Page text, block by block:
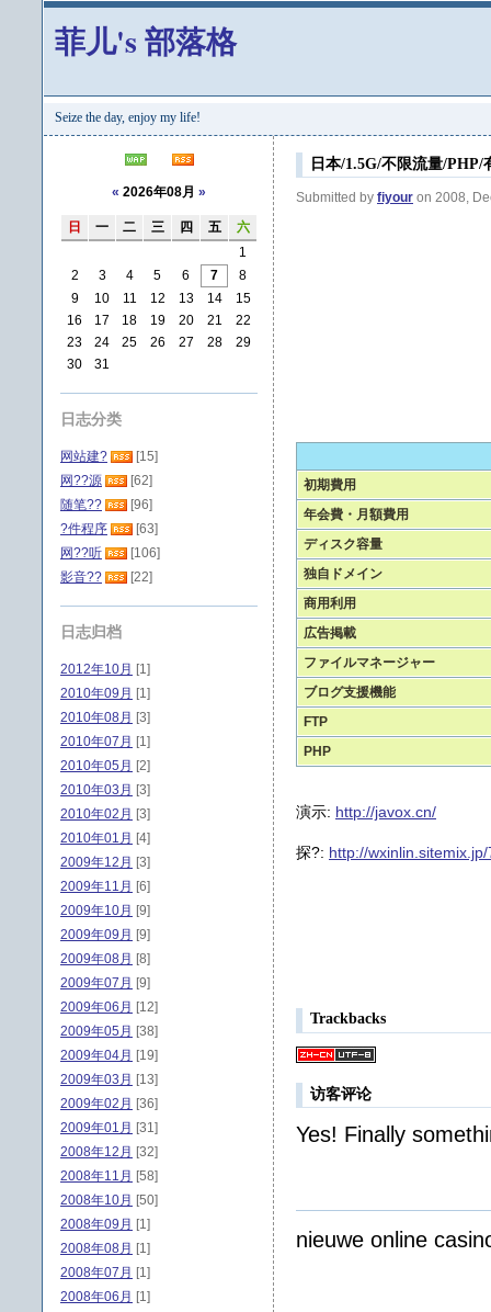
菲儿's 部落格
Seize the day, enjoy my life!
日本/1.5G/不限流量/
Submitted by fiyour on 2008,
初期費用
年会費・月額費用
ディスク容量
独自ドメイン
商用利用
広告掲載
ファイルマネージャー
ブログ支援機能
FTP
PHP
演示: http://javox.cn/
探?: http://
Trackbacks
访客评论
Yes! Finally
nieuwe online
« 2026年08月 »
日 一 二 三 四 五
六
1
2
3 4 5 6 7
8
9
10 11 12 13 14
15
16
17 18 19 20 21
22
23
24 25 26 27 28
29
30
31
日志分类
网站建?
[15]
网??源
[62]
随笔??
[96]
?件程序
[63]
网??听
[106]
影音??
[22]
日志归档
2012年10月 [1]
2010年09月 [1]
2010年08月 [3]
2010年07月 [1]
2010年05月 [2]
2010年03月 [3]
2010年02月 [3]
2010年01月 [4]
2009年12月 [3]
2009年11月 [6]
2009年10月 [9]
2009年09月 [9]
2009年08月 [8]
2009年07月 [9]
2009年06月 [12]
2009年05月 [38]
2009年04月 [19]
2009年03月 [13]
2009年02月 [36]
2009年01月 [31]
2008年12月 [32]
2008年11月 [58]
2008年10月 [50]
2008年09月 [1]
2008年08月 [1]
2008年07月 [1]
2008年06月 [1]